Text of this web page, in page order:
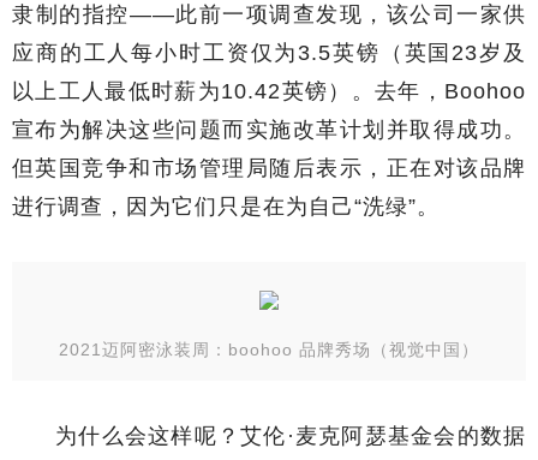
隶制的指控——此前一项调查发现，该公司一家供
应商的工人每小时工资仅为3.5英镑（英国23岁及
以上工人最低时薪为10.42英镑）。去年，Boohoo
宣布为解决这些问题而实施改革计划并取得成功。
但英国竞争和市场管理局随后表示，正在对该品牌
进行调查，因为它们只是在为自己“洗绿”。
2021迈阿密泳装周：boohoo 品牌秀场（视觉中国）
为什么会这样呢？艾伦·麦克阿瑟基金会的数据